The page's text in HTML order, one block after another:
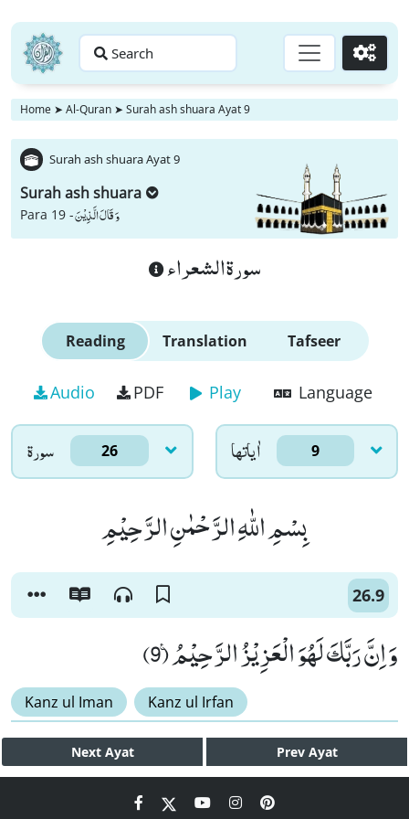
Search Go
Home ➤ Al-Quran ➤ Surah ash shuara Ayat 9
Surah ash shuara Ayat 9
Surah ash shuara
Para 19 -وَ قَالَ الَّذِیْنَ
سورة الشعراء
Reading Translation Tafseer
Audio PDF Play Language
سورۃ 26 اٰياتها 9
بِسْمِ اللّٰهِ الرَّحْمٰنِ الرَّحِیْمِ
26.9
وَ اِنَّ رَبَّكَ لَهُوَ الْعَزِیْزُ الرَّحِیْمُ۠ (9)
Kanz ul Iman Kanz ul Irfan
Next Ayat Prev Ayat